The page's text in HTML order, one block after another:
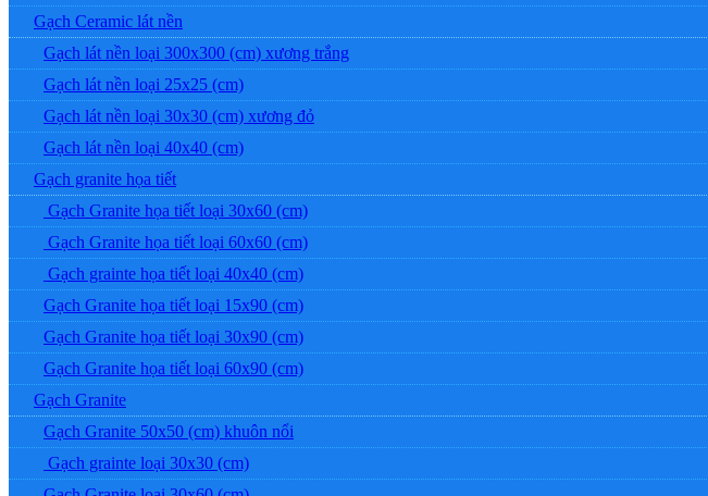
Gạch Ceramic lát nền
Gạch lát nền loại 300x300 (cm) xương trắng
Gạch lát nền loại 25x25 (cm)
Gạch lát nền loại 30x30 (cm) xương đỏ
Gạch lát nền loại 40x40 (cm)
Gạch granite họa tiết
Gạch Granite họa tiết loại 30x60 (cm)
Gạch Granite họa tiết loại 60x60 (cm)
Gạch grainte họa tiết loại 40x40 (cm)
Gạch Granite họa tiết loại 15x90 (cm)
Gạch Granite họa tiết loại 30x90 (cm)
Gạch Granite họa tiết loại 60x90 (cm)
Gạch Granite
Gạch Granite 50x50 (cm) khuôn nổi
Gạch grainte loại 30x30 (cm)